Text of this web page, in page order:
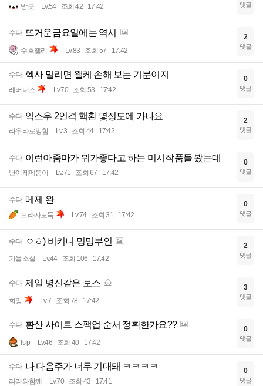
방긋 Lv.54 조회 42 17:42 댓글
수다 뜨거운금요일에는 역시
수호젤리 Lv.83 조회 57 17:42
2
댓글
수다 헥사 밀리면 왤케 손해 보는 기분이지
래버너스 Lv.70 조회 53 17:42
0
댓글
수다 익스우 2인격 핵환 몇정도에 가나요
라우타로망함 Lv.3 조회 44 17:42
2
댓글
수다 이런아줌마가 뭐가좋다고 하는 미시작품들 봤는데
난이제메붕이 Lv.71 조회 67 17:42
0
댓글
수다 메제 완
브라자도둑 Lv.74 조회 31 17:42
0
댓글
수다 ㅇㅎ) 비키니 밍밍부인
가을소설 Lv.44 조회 106 17:42
2
댓글
수다 제일 병신같은 보스
희망 Lv.7 조회 78 17:42
3
댓글
수다 환산 사이트 스팩업 순서 정확한가요??
Isfp Lv.46 조회 40 17:42
0
댓글
수다 나 다음주가 너무 기대돼 ㅋㅋㅋㅋ
라라와함께 Lv.70 조회 43 17:41
0
댓글